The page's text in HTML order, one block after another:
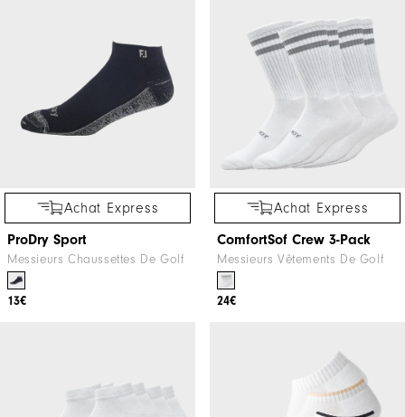
Achat Express
ProDry Sport
Messieurs Chaussettes De Golf
13€
Achat Express
ComfortSof Crew 3-Pack
Messieurs Vêtements De Golf
24€